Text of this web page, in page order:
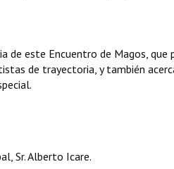
de este Encuentro de Magos,
de trayectoria, y también
Sr. Alberto Icare.